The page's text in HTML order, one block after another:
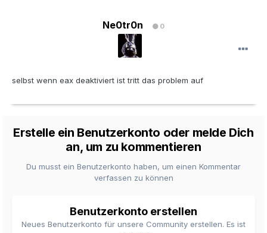
Ne0tr0n 0
selbst wenn eax deaktiviert ist tritt das problem auf
Erstelle ein Benutzerkonto oder melde Dich
an, um zu kommentieren
Du musst ein Benutzerkonto haben, um einen Kommentar
verfassen zu können
Benutzerkonto erstellen
Neues Benutzerkonto für unsere Community erstellen. Es ist